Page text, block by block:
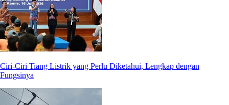
Ciri-Ciri Tiang Listrik yang Perlu Diketahui, Lengkap dengan
Fungsinya